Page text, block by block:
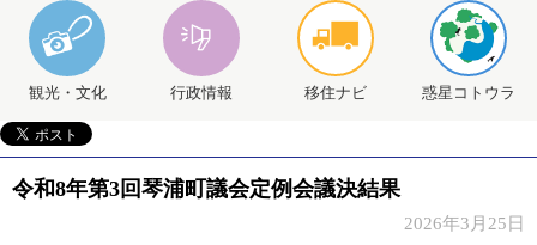
観光・文化 行政情報 移住ナビ 惑星コトウラ
令和8年第3回琴浦町議会定例会議決結果
2026年3月25日